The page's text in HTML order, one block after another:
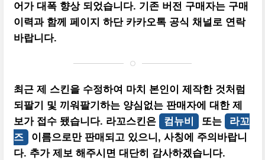
어가 대폭 향상 되었습니다. 기존 버전 구매자는 구매
이력과 함께 페이지 하단 카카오톡 공식 채널로 연락
바랍니다.
최근 제 스킨을 수정하여 마치 본인이 제작한 것처럼
되팔기 및 끼워팔기하는 양심없는 판매자에 대한 제
보가 접수 됐습니다. 라꼬스킨은
컴뉴비 또는
라꼬
즈
이름으로만 판매되고 있으니, 사칭에 주의바랍니
다. 추가 제보 해주시면 대단히 감사하겠습니다.